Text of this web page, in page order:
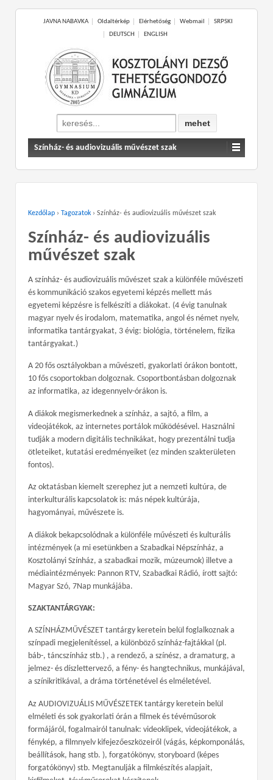
JAVNA NABAVKA Oldaltérkép Elérhetőség Webmail
SRPSKI
DEUTSCH
ENGLISH
Search
for:
Színház- és audiovizuális művészet szak
Kezdőlap › Tagozatok › Színház- és audiovizuális művészet szak
Színház- és audiovizuális
művészet szak
A színház- és audiovizuális művészet szak a különféle művészeti
és kommunikáció szakos egyetemi képzés mellett más
egyetemi képzésre is felkészíti a diákokat. (4 évig tanulnak
magyar nyelv és irodalom, matematika, angol és német nyelv,
informatika tantárgyakat, 3 évig: biológia, történelem, fizika
tantárgyakat.)
A 20 fős osztályokban a művészeti, gyakorlati órákon bontott,
10 fős csoportokban dolgoznak. Csoportbontásban dolgoznak
az informatika, az idegennyelv-órákon is.
A diákok megismerkednek a színház, a sajtó, a film, a
videojátékok, az internetes portálok működésével. Használni
tudják a modern digitális technikákat, hogy prezentálni tudja
ötleteiket, kutatási eredményeiket (ez minden szakterületen
fontos).
Az oktatásban kiemelt szerephez jut a nemzeti kultúra, de
interkulturális kapcsolatok is: más népek kultúrája,
hagyományai, művészete is.
A diákok bekapcsolódnak a különféle művészeti és kulturális
intézmények (a mi esetünkben a Szabadkai Népszínház, a
Kosztolányi Színház, a szabadkai mozik, múzeumok) illetve a
médiaintézmények: Pannon RTV, Szabadkai Rádió, írott sajtó:
Magyar Szó, 7Nap munkájába.
SZAKTANTÁRGYAK:
A SZÍNHÁZMŰVÉSZET tantárgy keretein belül foglalkoznak a
színpadi megjelenítéssel, a különböző színház-fajtákkal (pl.
báb-, táncszínház stb.) , a rendező, a színész, a dramaturg, a
jelmez- és díszlettervező, a fény- és hangtechnikus, munkájával,
a színikritikával, a dráma történetével és elméletével.
Az AUDIOVIZUÁLIS MŰVÉSZETEK tantárgy keretein belül
elméleti és sok gyakorlati órán a filmek és tévéműsorok
formájáról, fogalmairól tanulnak: videoklipek, videojátékok, a
fénykép, a filmnyelv kifejezőeszközeiről (vágás, képkomponálás,
beállítások, hang stb. ), forgatókönyv, storyboard (képes
forgatókönyv) stb. Megtanulják a filmkészítés alapjait,